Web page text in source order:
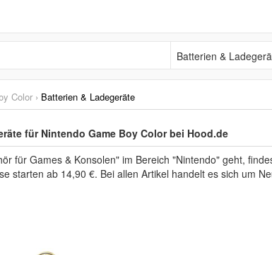
Batterien & Ladegeräte
Color › Batterien & Ladegeräte
für Nintendo Game Boy Color bei Hood.de
für Games & Konsolen" im Bereich "Nintendo" geht,
starten ab 14,90 €. Bei allen Artikel handelt es sich um